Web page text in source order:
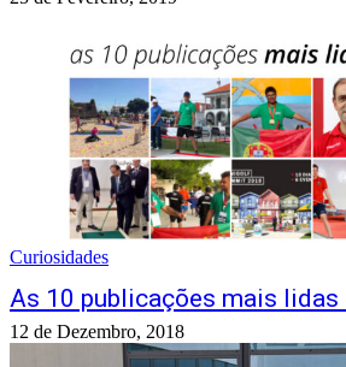
Curiosidades
As 10 publicações mais lidas
12 de Dezembro, 2018